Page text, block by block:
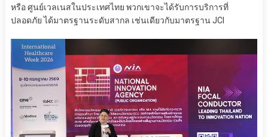
หรือ ศูนย์เวลเนสในประเทศไทย พวกเขาจะได้รับการบริการที่
ปลอดภัย ได้มาตรฐานระดับสากล เช่นเดียวกับมาตรฐาน JCI